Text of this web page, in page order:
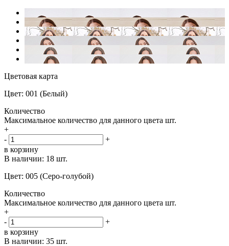
Цветовая карта
Цвет: 001 (Белый)
Количество
Максимальное количество для данного цвета шт.
+
-
+
в корзину
В наличии: 18 шт.
Цвет: 005 (Серо-голубой)
Количество
Максимальное количество для данного цвета шт.
+
-
+
в корзину
В наличии: 35 шт.